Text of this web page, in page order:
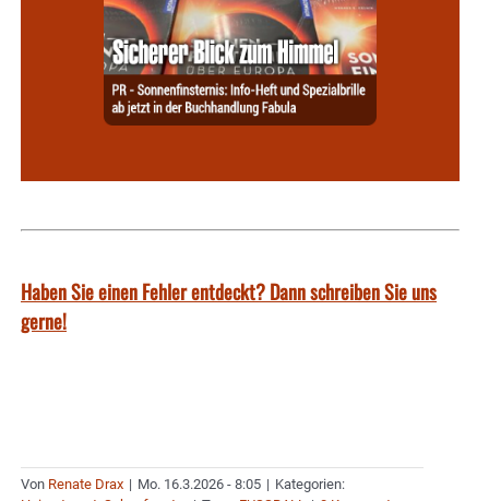
Haben Sie einen Fehler entdeckt? Dann schreiben Sie uns
gerne!
Von Renate Drax | Mo. 16.3.2026 - 8:05 | Kategorien: